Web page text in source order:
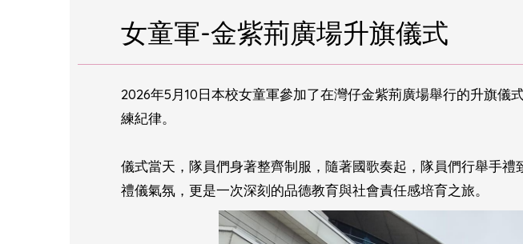
女童軍-金紫荊廣場升旗儀式
2026年5月10日本校女童軍參加了在灣仔金紫荊廣場舉行的升旗
練紀律。
儀式當天，隊員們身著整齊制服，隨著國歌奏起，隊員們行舉手
禮儀氣氛，更是一次深刻的品德教育與社會責任感培育之旅。